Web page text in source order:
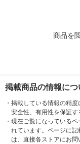
商品を
掲載商品の情報につ
・ 掲載している情報の精度
安全性、有用性を保証す
・ 現在ご覧になっている
れています。ページに
は、直接各ストアにお問